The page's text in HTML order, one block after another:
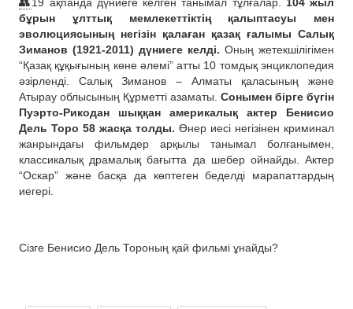
бұрын ұлттық мемлекеттіктің қалыптасуы мен
эволюциясының негізін қалаған қазақ ғалымы Салық
Зиманов (1921-2011) дүниеге келді. Оның жетекшілігімен
“Қазақ құқығының көне әлемі” атты 10 томдық энциклопедия
әзірленді. Салық Зиманов – Алматы қаласының және
Атырау облысының Құрметті азаматы. Сонымен бірге бүгін
Пуэрто-Рикодан шыққан америкалық актер Бенисио
Дель Торо 58 жасқа толды. Өнер иесі негізінен криминал
жанрындағы фильмдер арқылы танымал болғанымен,
классикалық драмалық бағытта да шебер ойнайды. Актер
“Оскар” және басқа да көптеген беделді марапаттардың
иегері.
Сізге Бенисио Дель Тороның қай фильмі ұнайды?